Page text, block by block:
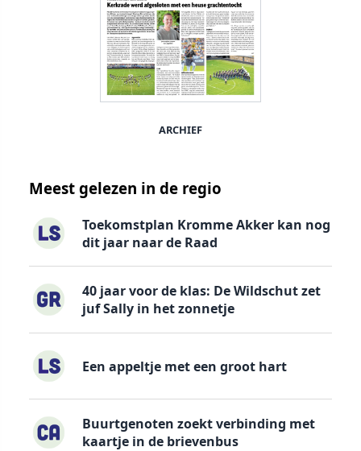
ARCHIEF
Meest gelezen in de regio
Toekomstplan Kromme Akker kan nog
dit jaar naar de Raad
40 jaar voor de klas: De Wildschut zet
juf Sally in het zonnetje
Een appeltje met een groot hart
Buurtgenoten zoekt verbinding met
kaartje in de brievenbus